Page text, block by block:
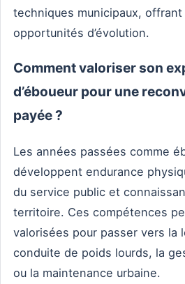
techniques municipaux,
opportunités d’évolution.
Comment valoriser son
d’éboueur pour une
payée ?
Les années passées comme
développent endurance
du service public et
territoire. Ces compétences
valorisées pour passer vers la
conduite de poids lourds, la
ou la maintenance urbaine.